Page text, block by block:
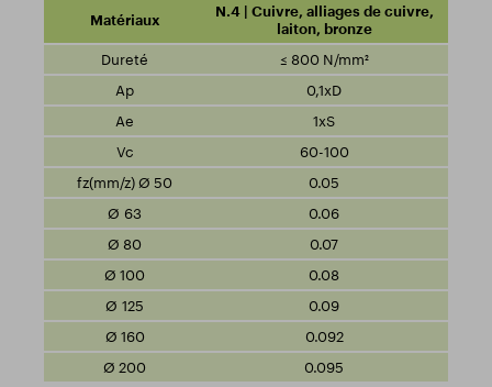
N.4 | Cuivre, alliages de cuivre,
laiton, bronze
≤ 800 N/mm²
0,1xD
1xS
60-100
0.05
0.06
0.07
0.08
0.09
0.092
0.095